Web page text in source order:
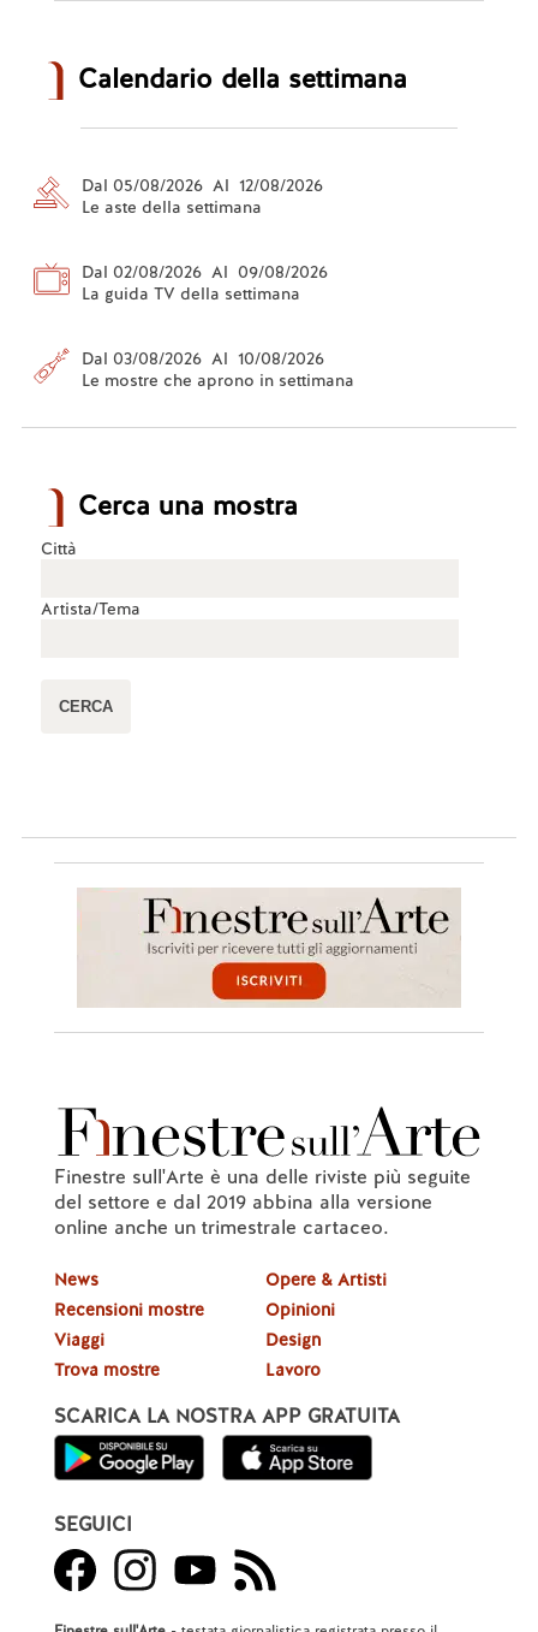
Calendario della settimana
Dal 05/08/2026 Al 12/08/2026
Le aste della settimana
Dal 02/08/2026 Al 09/08/2026
La guida TV della settimana
Dal 03/08/2026 Al 10/08/2026
Le mostre che aprono in settimana
Cerca una mostra
Città
Artista/Tema
Finestre sull'Arte è una delle riviste più seguite
del settore e dal 2019 abbina alla versione
online anche un trimestrale cartaceo.
News
Recensioni mostre
Viaggi
Trova mostre
Opere & Artisti
Opinioni
Design
Lavoro
SCARICA LA NOSTRA APP GRATUITA
SEGUICI